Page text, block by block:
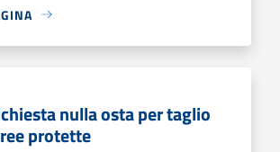
nulla osta per taglio
protette